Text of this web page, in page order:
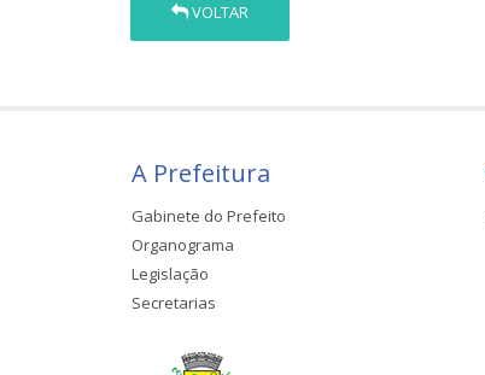
VOLTAR
A Prefeitura
Gabinete do Prefeito
Organograma
Legislação
Secretarias